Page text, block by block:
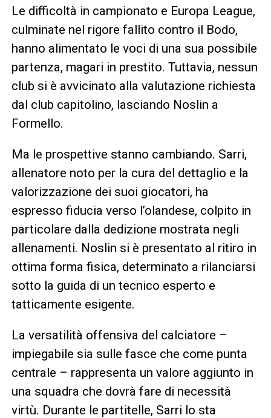
Le difficoltà in campionato e Europa League,
culminate nel rigore fallito contro il Bodo,
hanno alimentato le voci di una sua possibile
partenza, magari in prestito. Tuttavia, nessun
club si è avvicinato alla valutazione richiesta
dal club capitolino, lasciando Noslin a
Formello.
Ma le prospettive stanno cambiando. Sarri,
allenatore noto per la cura del dettaglio e la
valorizzazione dei suoi giocatori, ha
espresso fiducia verso l’olandese, colpito in
particolare dalla dedizione mostrata negli
allenamenti. Noslin si è presentato al ritiro in
ottima forma fisica, determinato a rilanciarsi
sotto la guida di un tecnico esperto e
tatticamente esigente.
La versatilità offensiva del calciatore –
impiegabile sia sulle fasce che come punta
centrale – rappresenta un valore aggiunto in
una squadra che dovrà fare di necessità
virtù. Durante le partitelle, Sarri lo sta